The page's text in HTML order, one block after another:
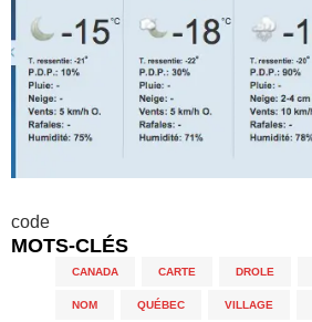
code
MOTS-CLÉS
CANADA CARTE DROLE
NOM QUÉBEC VILLAGE